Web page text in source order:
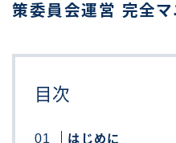
策委員会運営 完全マ
目次
はじめに